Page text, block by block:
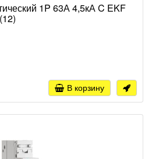
1P 63А 4,5кА C EKF
В корзину